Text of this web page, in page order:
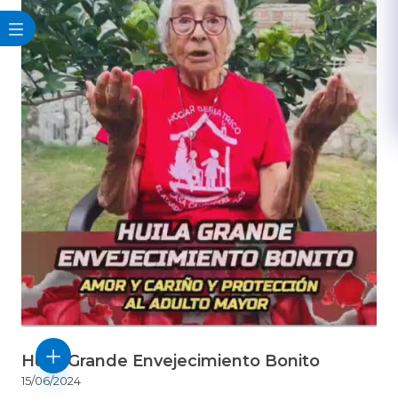
Huila Grande Envejecimiento Bonito
15/06/2024